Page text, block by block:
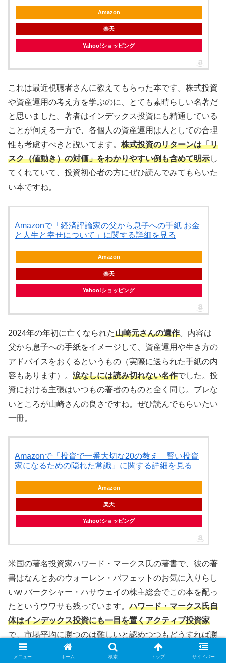
Amazon
楽天
Yahoo!ショッピング
これは最近視聴者さんに教えてもらった本です。株式投資
や資産運用の考え方を学ぶのに、とても素晴らしい名著だ
と思いました。著者はインデックス投資にも精通している
ことが伺える一方で、各個人の資産運用は人としての合理
性も考慮すべきと説いてます。 株式投資のリターンは「リ
スク（値動き）の対価」をわかりやすい例も含めて明示し
てくれていて、投資初心者の方にぜひ読んでみてもらいた
い本ですね。
Amazonで「経済評論家の父から息子への手紙 お金
と人生と幸せについて」に関する詳細を見る
Amazon
楽天
Yahoo!ショッピング
2024年の年初に亡くなられた山崎元さんの遺作。内容は
父から息子への手紙をイメージして、資産運用や生き方の
アドバイスをおくるというもの（実際に送られた手紙の内
容もあります）。 涙なしには読み切れない名作でした。投
資における主張はいつもの著者のものと全く同じ。ブレな
いところが山崎さんの良さですね。ぜひ読んでもらいたい
一冊。
Amazonで「投資で一番大切な20の教え 賢い投資
家になるための隠れた常識」に関する詳細を見る
Amazon
楽天
Yahoo!ショッピング
米国の著名投資家ハワード・マークス氏の著書で、彼の著
書はなんとあのウォーレン・バフェットのお気に入りらし
いw バークシャー・ハサウェイの株主総会でこの本を配っ
たというウワサも残っています。ハワード・マークス氏自
体はインデックス投資にも一目を置くアクティブ投資家
で、市場平均に勝つのは難しいと認めつつもどうすれば勝
てるか？を色々とアドバイスしてくれる本です。
メニュー ホーム 検索 トップ サイドバー